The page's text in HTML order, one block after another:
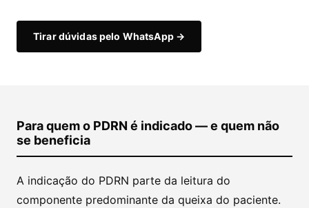
Tirar dúvidas pelo WhatsApp →
Para quem o PDRN é indicado — e quem não
se beneficia
A indicação do PDRN parte da leitura do
componente predominante da queixa do paciente.